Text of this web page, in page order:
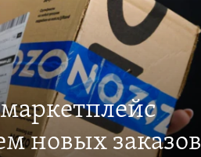
новых заказов